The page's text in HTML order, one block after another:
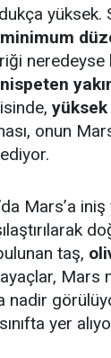
yüksek.
minimum
neredeyse
nispeten
yüksek
onun
Mars’a iniş
taş,
Mars
nadir
yer